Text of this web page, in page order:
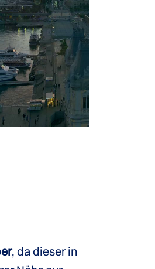
, da dieser in